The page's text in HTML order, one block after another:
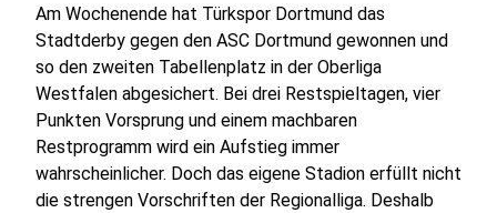
Am Wochenende hat Türkspor Dortmund das
Stadtderby gegen den ASC Dortmund gewonnen und
so den zweiten Tabellenplatz in der Oberliga
Westfalen abgesichert. Bei drei Restspieltagen, vier
Punkten Vorsprung und einem machbaren
Restprogramm wird ein Aufstieg immer
wahrscheinlicher. Doch das eigene Stadion erfüllt nicht
die strengen Vorschriften der Regionalliga. Deshalb